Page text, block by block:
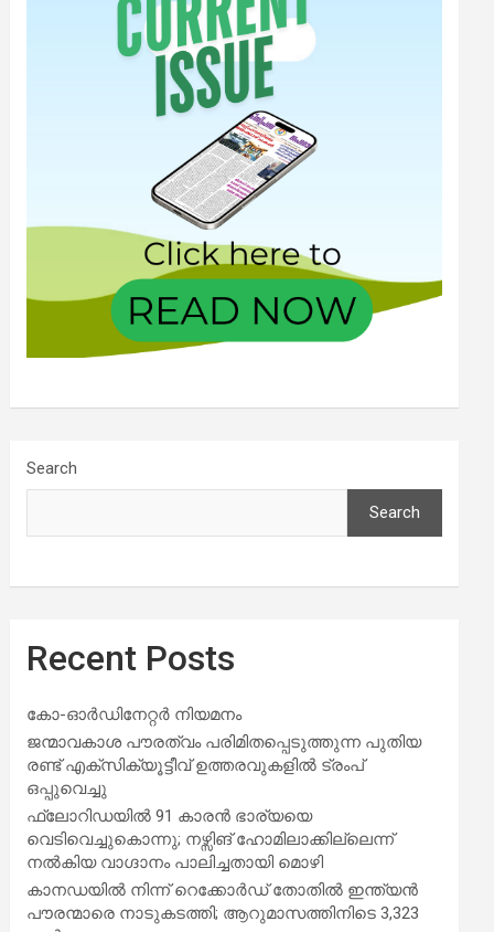
Search
Search
Recent Posts
കോ-ഓർഡിനേറ്റർ നിയമനം
ജന്മാവകാശ പൗരത്വം പരിമിതപ്പെടുത്തുന്ന പുതിയ
രണ്ട് എക്സിക്യൂട്ടീവ് ഉത്തരവുകളിൽ ട്രംപ്
ഒപ്പുവെച്ചു
ഫ്ലോറിഡയിൽ 91 കാരൻ ഭാര്യയെ
വെടിവെച്ചുകൊന്നു; നഴ്സിങ് ഹോമിലാക്കില്ലെന്ന്
നൽകിയ വാഗ്ദാനം പാലിച്ചതായി മൊഴി
കാനഡയിൽ നിന്ന് റെക്കോർഡ് തോതിൽ ഇന്ത്യൻ
പൗരന്മാരെ നാടുകടത്തി; ആറുമാസത്തിനിടെ 3,323